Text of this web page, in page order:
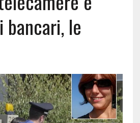
bancari, le